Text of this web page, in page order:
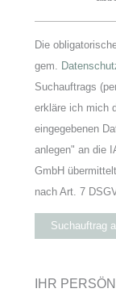
Die
gem.
Suchauftrags
erkläre ich mich
eingegebenen
anlegen" an die
GmbH
nach Art. 7
Suchauftrag
IHR